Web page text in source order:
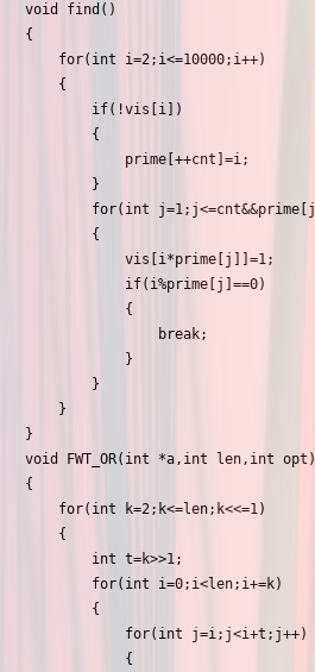
void find()
{
}
void FWT_OR(int *a,int len,int opt)
{